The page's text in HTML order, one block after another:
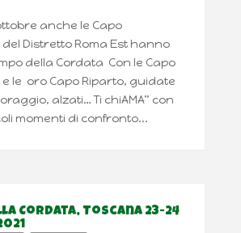
anche le Capo
Distretto Roma Est hanno
della Cordata Con le Capo
le oro Capo Riparto, guidate
alzati… Ti chiAMA” con
momenti di confronto...
Cordata, Toscana 23-24